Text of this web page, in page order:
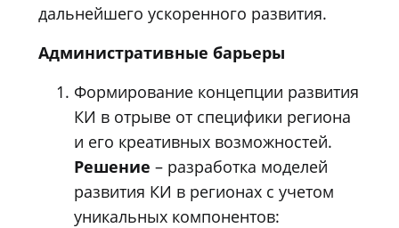
дальнейшего ускоренного развития.
Административные барьеры
Формирование концепции развития
КИ в отрыве от специфики региона
и его креативных возможностей.
Решение – разработка моделей
развития КИ в регионах с учетом
уникальных компонентов: